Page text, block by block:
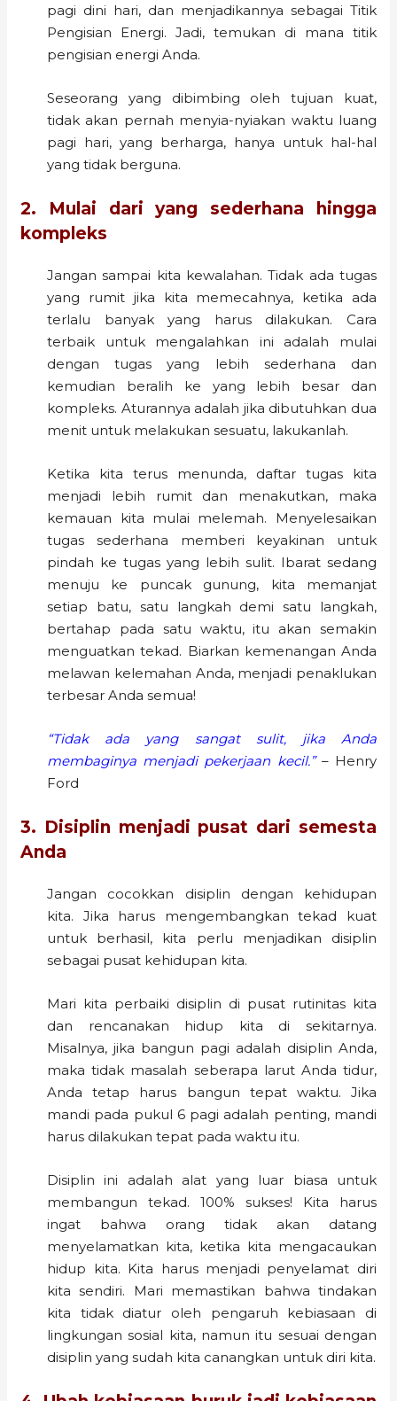
pagi dini hari, dan menjadikannya sebagai Titik
Pengisian Energi. Jadi, temukan di mana titik
pengisian energi Anda.
Seseorang yang dibimbing oleh tujuan kuat,
tidak akan pernah menyia-nyiakan waktu luang
pagi hari, yang berharga, hanya untuk hal-hal
yang tidak berguna.
2. Mulai dari yang sederhana hingga
kompleks
Jangan sampai kita kewalahan. Tidak ada tugas
yang rumit jika kita memecahnya, ketika ada
terlalu banyak yang harus dilakukan. Cara
terbaik untuk mengalahkan ini adalah mulai
dengan tugas yang lebih sederhana dan
kemudian beralih ke yang lebih besar dan
kompleks. Aturannya adalah jika dibutuhkan dua
menit untuk melakukan sesuatu, lakukanlah.
Ketika kita terus menunda, daftar tugas kita
menjadi lebih rumit dan menakutkan, maka
kemauan kita mulai melemah. Menyelesaikan
tugas sederhana memberi keyakinan untuk
pindah ke tugas yang lebih sulit. Ibarat sedang
menuju ke puncak gunung, kita memanjat
setiap batu, satu langkah demi satu langkah,
bertahap pada satu waktu, itu akan semakin
menguatkan tekad. Biarkan kemenangan Anda
melawan kelemahan Anda, menjadi penaklukan
terbesar Anda semua!
“Tidak ada yang sangat sulit, jika Anda
membaginya menjadi pekerjaan kecil.”– Henry
Ford
3. Disiplin menjadi pusat dari semesta
Anda
Jangan cocokkan disiplin dengan kehidupan
kita. Jika harus mengembangkan tekad kuat
untuk berhasil, kita perlu menjadikan disiplin
sebagai pusat kehidupan kita.
Mari kita perbaiki disiplin di pusat rutinitas kita
dan rencanakan hidup kita di sekitarnya.
Misalnya, jika bangun pagi adalah disiplin Anda,
maka tidak masalah seberapa larut Anda tidur,
Anda tetap harus bangun tepat waktu. Jika
mandi pada pukul 6 pagi adalah penting, mandi
harus dilakukan tepat pada waktu itu.
Disiplin ini adalah alat yang luar biasa untuk
membangun tekad. 100% sukses! Kita harus
ingat bahwa orang tidak akan datang
menyelamatkan kita, ketika kita mengacaukan
hidup kita. Kita harus menjadi penyelamat diri
kita sendiri. Mari memastikan bahwa tindakan
kita tidak diatur oleh pengaruh kebiasaan di
lingkungan sosial kita, namun itu sesuai dengan
disiplin yang sudah kita canangkan untuk diri kita.